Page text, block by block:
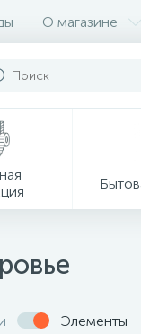
О магазине
Элементы